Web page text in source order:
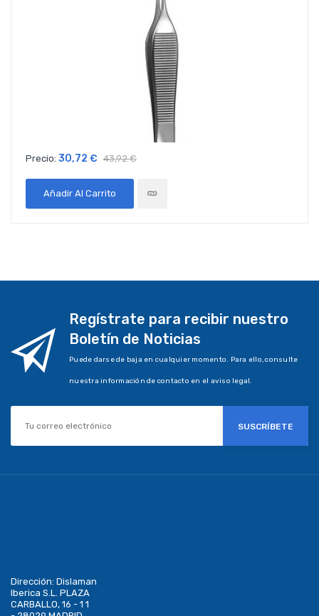
Precio: 30,72 € 43,92 €
Añadir Al Carrito
Regístrate para recibir nuestro
Boletín de Noticias
Puede darse de baja en cualquier momento. Para ello, consulte
nuestra información de contacto en el aviso legal.
SUSCRÍBETE
Dirección: Dislaman
Iberica S.L. PLAZA
CARBALLO, 16 - 1 1